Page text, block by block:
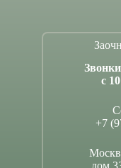
с
+7